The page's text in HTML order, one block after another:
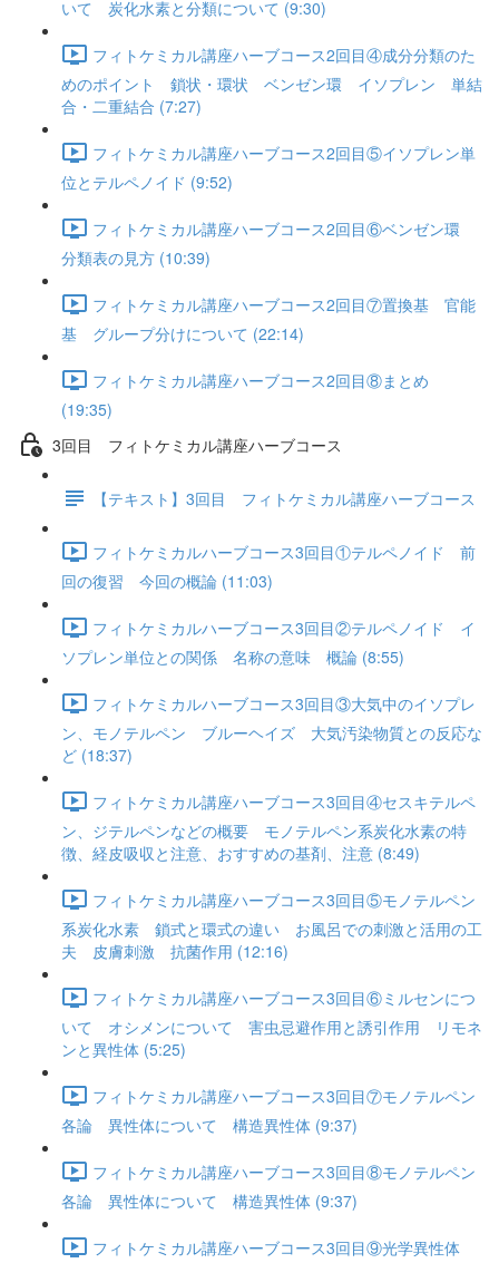
いて 炭化水素と分類について (9:30)
フィトケミカル講座ハーブコース2回目④成分分類のた
めのポイント 鎖状・環状 ベンゼン環 イソプレン 単結
合・二重結合 (7:27)
フィトケミカル講座ハーブコース2回目⑤イソプレン単
位とテルペノイド (9:52)
フィトケミカル講座ハーブコース2回目⑥ベンゼン環
分類表の見方 (10:39)
フィトケミカル講座ハーブコース2回目⑦置換基 官能
基 グループ分けについて (22:14)
フィトケミカル講座ハーブコース2回目⑧まとめ
(19:35)
3回目 フィトケミカル講座ハーブコース
【テキスト】3回目 フィトケミカル講座ハーブコース
フィトケミカルハーブコース3回目①テルペノイド 前
回の復習 今回の概論 (11:03)
フィトケミカルハーブコース3回目②テルペノイド イ
ソプレン単位との関係 名称の意味 概論 (8:55)
フィトケミカルハーブコース3回目③大気中のイソプレ
ン、モノテルペン ブルーヘイズ 大気汚染物質との反応な
ど (18:37)
フィトケミカル講座ハーブコース3回目④セスキテルペ
ン、ジテルペンなどの概要 モノテルペン系炭化水素の特
徴、経皮吸収と注意、おすすめの基剤、注意 (8:49)
フィトケミカル講座ハーブコース3回目⑤モノテルペン
系炭化水素 鎖式と環式の違い お風呂での刺激と活用の工
夫 皮膚刺激 抗菌作用 (12:16)
フィトケミカル講座ハーブコース3回目⑥ミルセンにつ
いて オシメンについて 害虫忌避作用と誘引作用 リモネ
ンと異性体 (5:25)
フィトケミカル講座ハーブコース3回目⑦モノテルペン
各論 異性体について 構造異性体 (9:37)
フィトケミカル講座ハーブコース3回目⑧モノテルペン
各論 異性体について 構造異性体 (9:37)
フィトケミカル講座ハーブコース3回目⑨光学異性体